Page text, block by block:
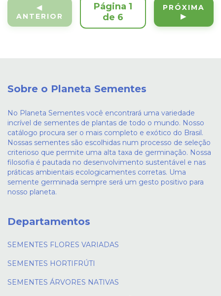
◀
ANTERIOR
Página 1
de 6
PRÓXIMA
▶
Sobre o Planeta Sementes
No Planeta Sementes você encontrará uma variedade
incrível de sementes de plantas de todo o mundo. Nosso
catálogo procura ser o mais completo e exótico do Brasil.
Nossas sementes são escolhidas num processo de seleção
criterioso que permite uma alta taxa de germinação. Nossa
filosofia é pautada no desenvolvimento sustentável e nas
práticas ambientais ecologicamentes corretas. Uma
semente germinada sempre será um gesto positivo para
nosso planeta.
Departamentos
SEMENTES FLORES VARIADAS
SEMENTES HORTIFRÚTI
SEMENTES ÁRVORES NATIVAS